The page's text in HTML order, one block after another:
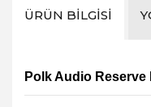
ÜRÜN BILGISI
Polk Audio